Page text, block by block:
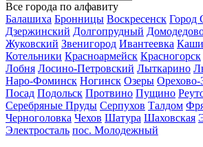
Все города по алфавиту
Балашиха Бронницы Воскресенск Город
Дзержинский Долгопрудный
Жуковский Звенигород Ивантеевка
Котельники Красноармейск Красногорск
Лобня Лосино-Петровский Лыткарино
Наро-Фоминск Ногинск Озеры Орехово-
Посад Подольск Протвино Пущино
Серебряные Пруды Серпухов Талдом
Черноголовка Чехов Шатура Шаховская
Электросталь пос. Молодежный